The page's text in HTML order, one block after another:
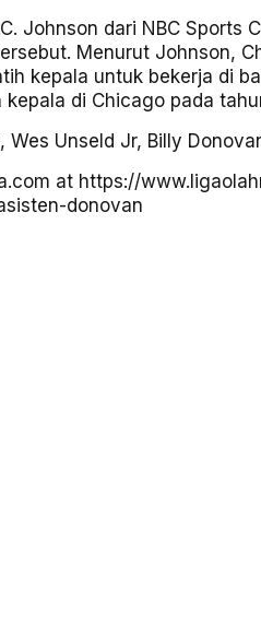
Johnson dari NBC Sports
Menurut Johnson,
kepala untuk bekerja di
di Chicago pada
, Wes Unseld Jr, Billy
at https://
donovan